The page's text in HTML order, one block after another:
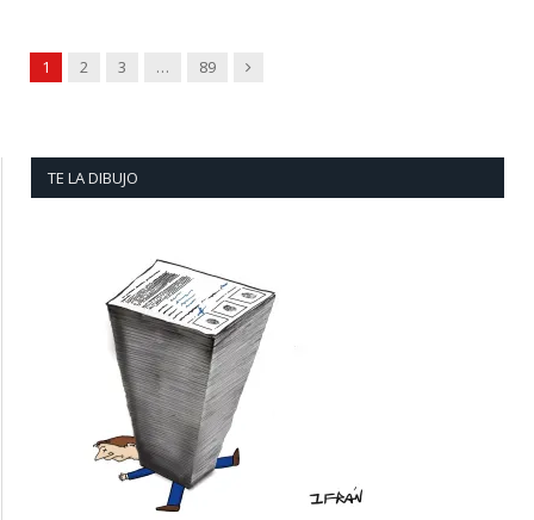
1 2 3 … 89 Next
TE LA DIBUJO